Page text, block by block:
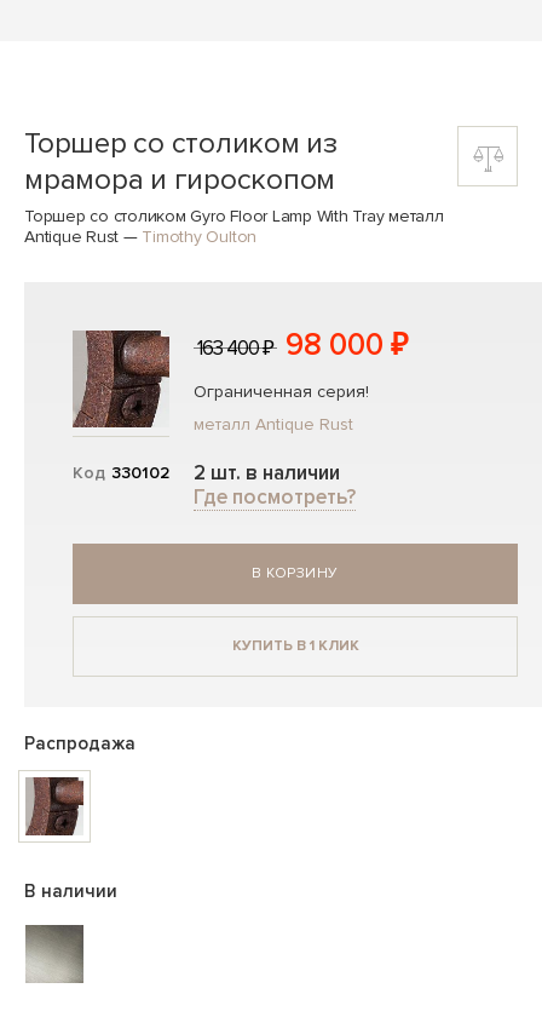
Торшер со столиком из
мрамора и гироскопом
Торшер со столиком Gyro Floor Lamp With Tray металл
Antique Rust — Timothy Oulton
Код 330102
163 400 ₽ 98 000 ₽
Ограниченная серия!
металл Antique Rust
2 шт. в наличии
Где посмотреть?
В КОРЗИНУ
КУПИТЬ В 1 КЛИК
Распродажа
В наличии